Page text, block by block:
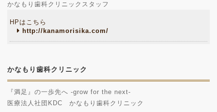
かなもり歯科クリニックスタッフ
HPはこちら
http://kanamorisika.com/
かなもり歯科クリニック
『満足』の一歩先へ -grow for the next-
医療法人社団KDC かなもり歯科クリニック